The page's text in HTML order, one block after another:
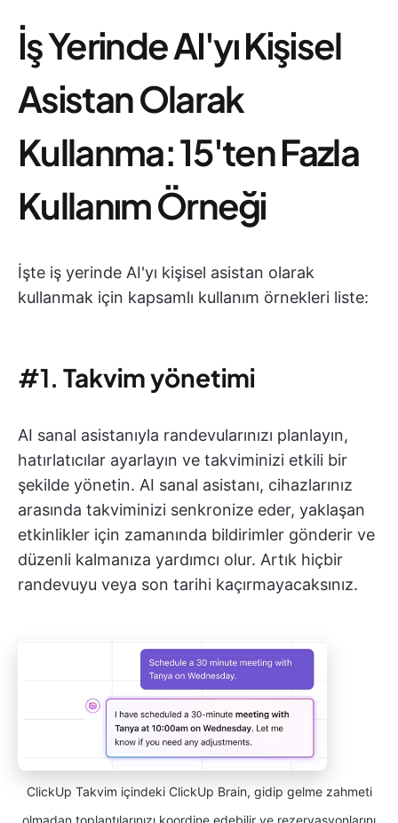
İş Yerinde AI'yı Kişisel
Asistan Olarak
Kullanma: 15'ten Fazla
Kullanım Örneği
İşte iş yerinde AI'yı kişisel asistan olarak
kullanmak için kapsamlı kullanım örnekleri liste:
#1. Takvim yönetimi
AI sanal asistanıyla randevularınızı planlayın,
hatırlatıcılar ayarlayın ve takviminizi etkili bir
şekilde yönetin. AI sanal asistanı, cihazlarınız
arasında takviminizi senkronize eder, yaklaşan
etkinlikler için zamanında bildirimler gönderir ve
düzenli kalmanıza yardımcı olur. Artık hiçbir
randevuyu veya son tarihi kaçırmayacaksınız.
ClickUp Takvim içindeki ClickUp Brain, gidip gelme zahmeti
olmadan toplantılarınızı koordine edebilir ve rezervasyonlarını